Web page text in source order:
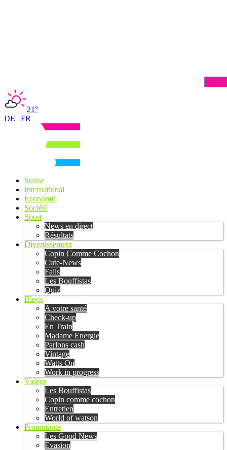
21°
DE | FR
Suisse
International
Economie
Société
Sport
News en direct
Résultats
Divertissement
Copin Comme Cochon
Cute-News
Fails
Les Bouffistas
Quiz
Blogs
A votre santé
Check-up
En Train
Madame Energie
Parlons cash
Vintage
Watts On
Work in progress
Vidéos
Les Bouffistas
Copin comme cochon
Entretien
World of watson
Promotions
Les Good News
Évasion